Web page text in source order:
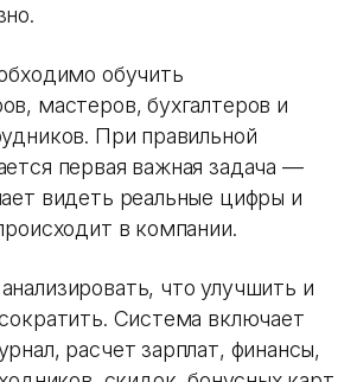
обучить
мастеров, бухгалтеров и
При правильной
первая важная задача —
видеть реальные цифры и
в компании.
что улучшить и
Система включает
расчет зарплат, финансы,